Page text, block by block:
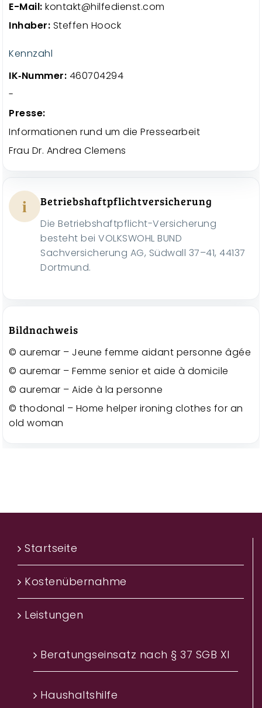
E-Mail: kontakt@hilfedienst.com
Inhaber: Steffen Hoock
Kennzahl
IK‑Nummer: 460704294
-
Presse:
Informationen rund um die Pressearbeit
Frau Dr. Andrea Clemens
i Betriebshaftpflichtversicherung
Die Betriebshaftpflicht-Versicherung
besteht bei VOLKSWOHL BUND
Sachversicherung AG, Südwall 37–41, 44137
Dortmund.
Bildnachweis
© auremar – Jeune femme aidant personne âgée
© auremar – Femme senior et aide à domicile
© auremar – Aide à la personne
© thodonal – Home helper ironing clothes for an
old woman
Startseite
Kostenübernahme
Leistungen
Beratungseinsatz nach § 37 SGB XI
Haushaltshilfe